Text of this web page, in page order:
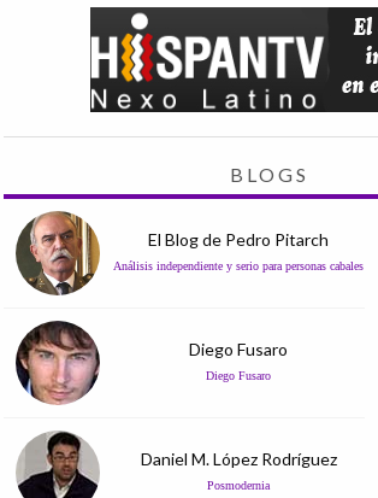
BLOGS
El Blog de Pedro Pitarch
Análisis independiente y serio para personas cabales
Diego Fusaro
Diego Fusaro
Daniel M. López Rodríguez
Posmodernia